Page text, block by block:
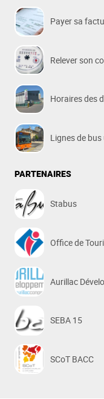
Payer sa
Relever son
Horaires des
Lignes de
PARTENAIRES
Stabus
Office de
Aurillac
SEBA 15
SCoT BACC